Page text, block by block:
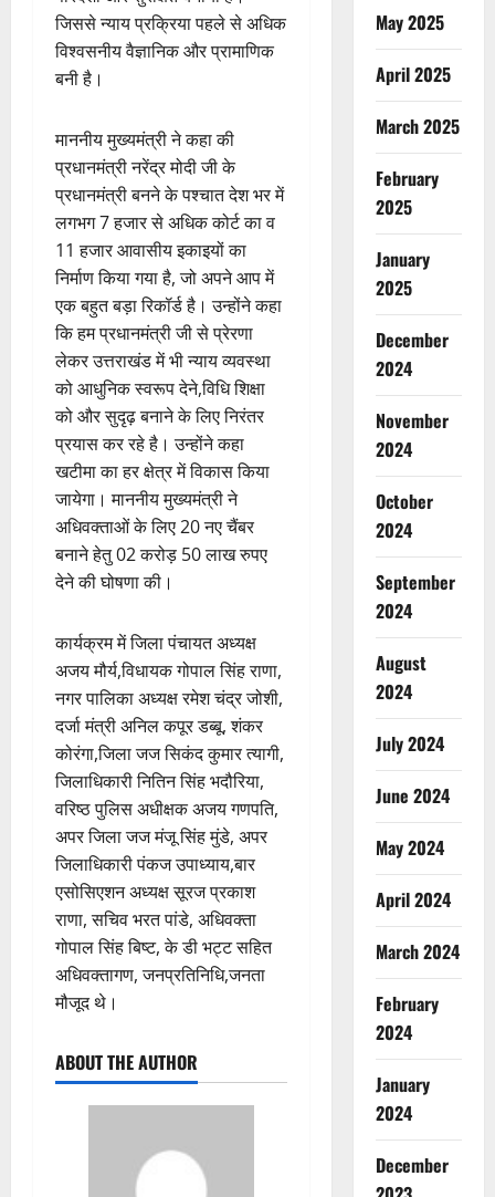
जिससे न्याय प्रक्रिया पहले से अधिक
विश्वसनीय वैज्ञानिक और प्रामाणिक
बनी है।
माननीय मुख्यमंत्री ने कहा की
प्रधानमंत्री नरेंद्र मोदी जी के
प्रधानमंत्री बनने के पश्चात देश भर में
लगभग 7 हजार से अधिक कोर्ट का व
11 हजार आवासीय इकाइयों का
निर्माण किया गया है, जो अपने आप में
एक बहुत बड़ा रिकॉर्ड है। उन्होंने कहा
कि हम प्रधानमंत्री जी से प्रेरणा
लेकर उत्तराखंड में भी न्याय व्यवस्था
को आधुनिक स्वरूप देने,विधि शिक्षा
को और सुदृढ़ बनाने के लिए निरंतर
प्रयास कर रहे है। उन्होंने कहा
खटीमा का हर क्षेत्र में विकास किया
जायेगा। माननीय मुख्यमंत्री ने
अधिवक्ताओं के लिए 20 नए चैंबर
बनाने हेतु 02 करोड़ 50 लाख रुपए
देने की घोषणा की।
कार्यक्रम में जिला पंचायत अध्यक्ष
अजय मौर्य,विधायक गोपाल सिंह राणा,
नगर पालिका अध्यक्ष रमेश चंद्र जोशी,
दर्जा मंत्री अनिल कपूर डब्बू, शंकर
कोरंगा,जिला जज सिकंद कुमार त्यागी,
जिलाधिकारी नितिन सिंह भदौरिया,
वरिष्ठ पुलिस अधीक्षक अजय गणपति,
अपर जिला जज मंजू सिंह मुंडे, अपर
जिलाधिकारी पंकज उपाध्याय,बार
एसोसिएशन अध्यक्ष सूरज प्रकाश
राणा, सचिव भरत पांडे, अधिवक्ता
गोपाल सिंह बिष्ट, के डी भट्ट सहित
अधिवक्तागण, जनप्रतिनिधि,जनता
मौजूद थे।
ABOUT THE AUTHOR
May 2025
April 2025
March 2025
February
2025
January
2025
December
2024
November
2024
October
2024
September
2024
August
2024
July 2024
June 2024
May 2024
April 2024
March 2024
February
2024
January
2024
December